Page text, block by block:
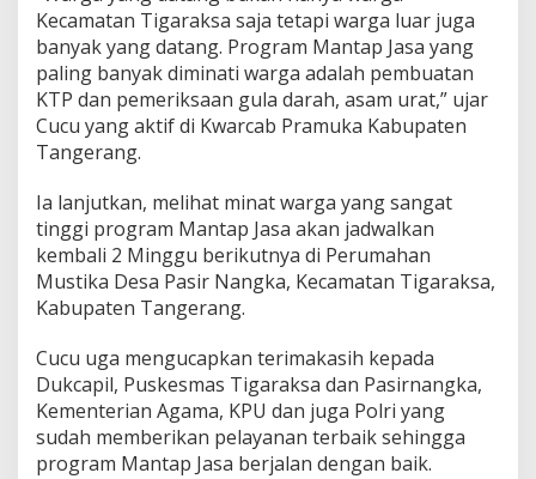
Kecamatan Tigaraksa saja tetapi warga luar juga
banyak yang datang. Program Mantap Jasa yang
paling banyak diminati warga adalah pembuatan
KTP dan pemeriksaan gula darah, asam urat,” ujar
Cucu yang aktif di Kwarcab Pramuka Kabupaten
Tangerang.
Ia lanjutkan, melihat minat warga yang sangat
tinggi program Mantap Jasa akan jadwalkan
kembali 2 Minggu berikutnya di Perumahan
Mustika Desa Pasir Nangka, Kecamatan Tigaraksa,
Kabupaten Tangerang.
Cucu uga mengucapkan terimakasih kepada
Dukcapil, Puskesmas Tigaraksa dan Pasirnangka,
Kementerian Agama, KPU dan juga Polri yang
sudah memberikan pelayanan terbaik sehingga
program Mantap Jasa berjalan dengan baik.